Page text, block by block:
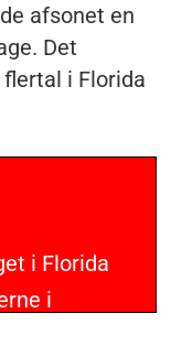
afsonet en
Det
i Florida
i Florida
i